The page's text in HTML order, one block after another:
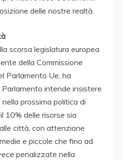
delle nostre realtà.
scorsa legislatura europea
della Commissione
Parlamento Ue, ha
intende insistere
prossima politica di
10% delle risorse sia
città, con attenzione
e piccole che fino ad
penalizzate nella